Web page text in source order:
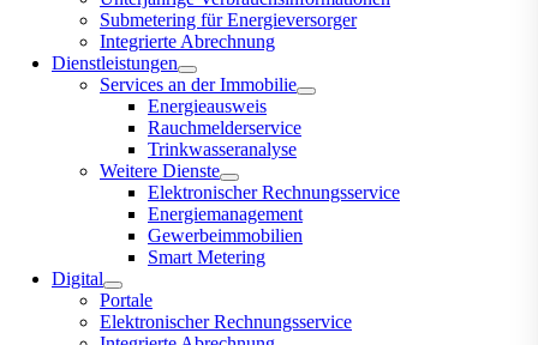
Submetering für Energieversorger
Integrierte Abrechnung
Dienstleistungen
Services an der Immobilie
Energieausweis
Rauchmelderservice
Trinkwasseranalyse
Weitere Dienste
Elektronischer Rechnungsservice
Energiemanagement
Gewerbeimmobilien
Smart Metering
Digital
Portale
Elektronischer Rechnungsservice